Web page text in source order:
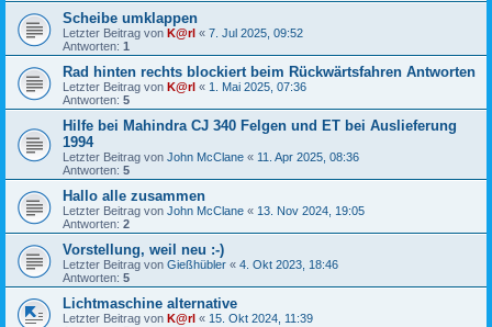
Scheibe umklappen
Letzter Beitrag von K@rl « 7. Jul 2025, 09:52
Antworten: 1
Rad hinten rechts blockiert beim Rückwärtsfahren Antworten
Letzter Beitrag von K@rl « 1. Mai 2025, 07:36
Antworten: 5
Hilfe bei Mahindra CJ 340 Felgen und ET bei Auslieferung
1994
Letzter Beitrag von John McClane « 11. Apr 2025, 08:36
Antworten: 5
Hallo alle zusammen
Letzter Beitrag von John McClane « 13. Nov 2024, 19:05
Antworten: 2
Vorstellung, weil neu :-)
Letzter Beitrag von Gießhübler « 4. Okt 2023, 18:46
Antworten: 5
Lichtmaschine alternative
Letzter Beitrag von K@rl « 15. Okt 2024, 11:39